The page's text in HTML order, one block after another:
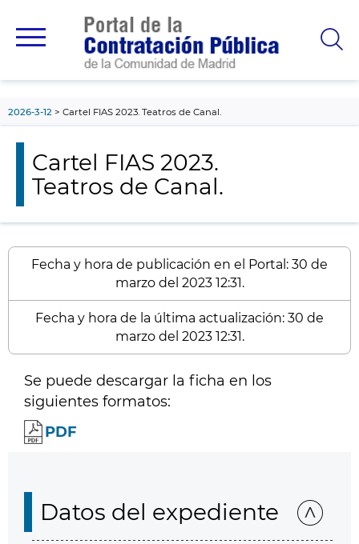
principal
2026-3-12 Cartel FIAS 2023. Teatros de Canal.
Cartel FIAS 2023.
Teatros de Canal.
Fecha y hora de publicación en el Portal: 30 de
marzo del 2023 12:31.
Fecha y hora de la última actualización: 30 de
marzo del 2023 12:31.
Se puede descargar la ficha en los
siguientes formatos:
PDF
Datos del expediente